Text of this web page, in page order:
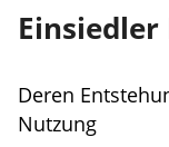
Deren
Nutzung